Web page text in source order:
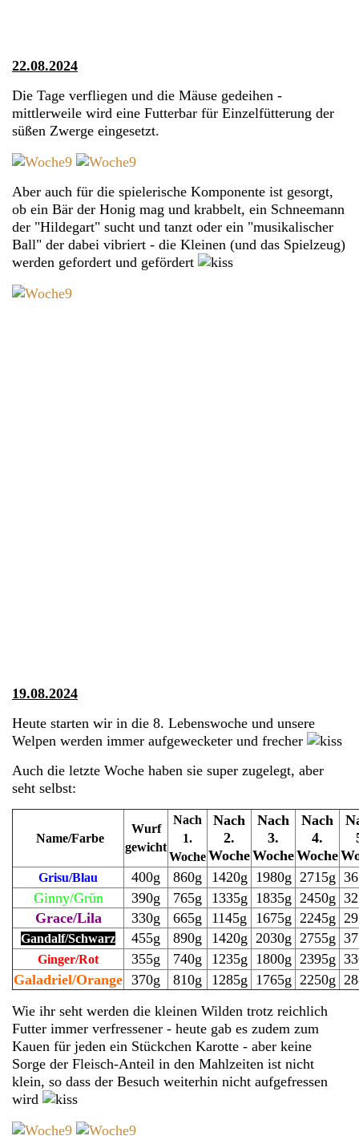
22.08.2024
Die Tage verfliegen und die Mäuse gedeihen -
mittlerweile wird eine Futterbar für Einzelfütterung der
süßen Zwerge eingesetzt.
Aber auch für die spielerische Komponente ist gesorgt,
ob ein Bär der Honig mag und krabbelt, ein Schneemann
der "Hildegart" sucht und tanzt oder ein "musikalischer
Ball" der dabei vibriert - die Kleinen (und das Spielzeug)
werden gefordert und gefördert
19.08.2024
Heute starten wir in die 8. Lebenswoche und unsere
Welpen werden immer aufgewecketer und frecher
Auch die letzte Woche haben sie super zugelegt, aber
seht selbst:
Name/Farbe
Wurf
gewicht
Nach
1.
Woche
Nach
2.
Woche
Nach
3.
Woche
Nach
4.
Woche
Grisu/Blau 400g 860g 1420g 1980g 2715g
Ginny/Grün
390g 765g 1335g 1835g 2450g
Grace/Lila
330g 665g 1145g 1675g 2245g
Gandalf/Schwarz 455g 890g 1420g 2030g 2755g
Ginger/Rot 355g 740g 1235g 1800g 2395g
Galadriel/Orange 370g 810g 1285g 1765g 2250g
Wie ihr seht werden die kleinen Wilden trotz reichlich
Futter immer verfressener - heute gab es zudem zum
Kauen für jeden ein Stückchen Karotte - aber keine
Sorge der Fleisch-Anteil in den Mahlzeiten ist nicht
klein, so dass der Besuch weiterhin nicht aufgefressen
wird